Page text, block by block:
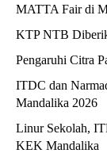
MATTA Fair di
KTP NTB
Pengaruhi Citra
ITDC dan
Mandalika 2026
Linur Sekolah,
KEK Mandalika